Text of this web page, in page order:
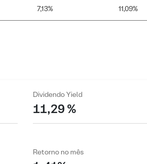
7,13% 11,09%
Dividendo Yield
11,29 %
Retorno no mês